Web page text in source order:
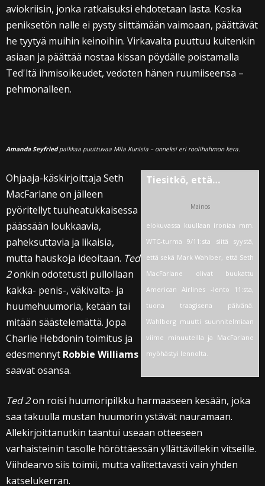
aviokriisin, jonka ratkaisuksi ehdotetaan lasta. Koska
peniksetön nalle ei pysty siittämään vaimoaan, päättävät
he tyytyä muihin keinoihin. Virkavalta puuttuu kuitenkin
asiaan ja päättää nostaa kissan pöydälle poistamalla
Ted'ltä ihmisoikeudet, vedoten hänen ruumiiseensa –
pehmonalleen.
Amanda Seyfriedpaikkaa puuttuvaa Mila Kunisia – onneksi eri roolihahmon kera.
Tiesitkö, että…
Mainos
elokuvassa kuullaan ironiaa mm.
WTC-turma 9/11:sta siitä syystä,
että sekä Mark Wahlber, että Seth
MacFarlane olivat buukattu
American Airlines -lento 11:sta,
tuona traagisena päivänä.
Wahlberg muutti suunnitelmiaan
viime minuuteilla ja MacFarlane
myöhästyi lennolta.
Ohjaaja-käskirjoittaja Seth
MacFarlane on jälleen
pyöritellyt tuuheatukkaisessa
päässään loukkaavia,
paheksuttavia ja likaisia,
mutta hauskoja ideoitaan. Ted
2onkin odotetusti pullollaan
kakka- penis-, väkivalta- ja
huumehuumoria, ketään tai
mitään säästelemättä. Jopa
Charlie Hebdonin toimitus ja
edesmennyt Robbie Williams
saavat osansa.
Ted 2on roisi huumoripilkku harmaaseen kesään, joka
saa takuulla mustan huumorin ystävät nauramaan.
Allekirjoittanutkin taantui useaan otteeseen
varhaisteinin tasolle höröttäessän yllättävillekin vitseille.
Viihdearvo siis toimii, mutta valitettavasti vain yhden
katselukerran.